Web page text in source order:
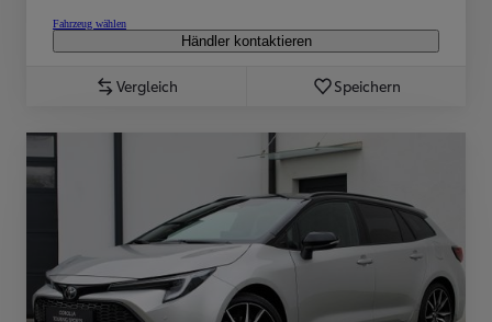
Fahrzeug wählen
Händler kontaktieren
Vergleich Speichern